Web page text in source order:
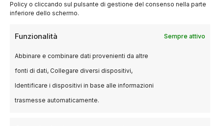
Policy o cliccando sul pulsante di gestione del consenso nella parte
inferiore dello schermo.
Funzionalità Sempre attivo
Abbinare e combinare dati provenienti da altre
fonti di dati, Collegare diversi dispositivi,
Identificare i dispositivi in base alle informazioni
trasmesse automaticamente.
professionali di Cinema
Cinema 4D è ampiamente utilizzato in diversi
settori, tra cui architettura, design, pubblicità e